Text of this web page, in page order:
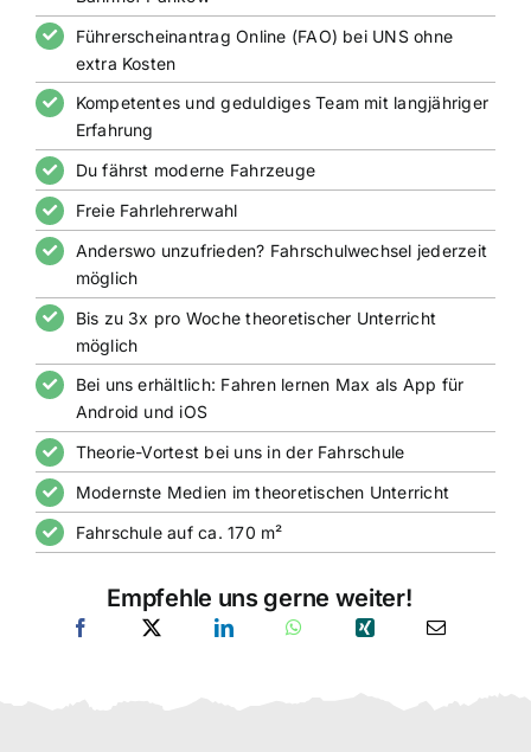
Führerscheinantrag Online (FAO) bei UNS ohne
extra Kosten
Kompetentes und geduldiges Team mit langjähriger
Erfahrung
Du fährst moderne Fahrzeuge
Freie Fahrlehrerwahl
Anderswo unzufrieden? Fahrschulwechsel jederzeit
möglich
Bis zu 3x pro Woche theoretischer Unterricht
möglich
Bei uns erhältlich: Fahren lernen Max als App für
Android und iOS
Theorie-Vortest bei uns in der Fahrschule
Modernste Medien im theoretischen Unterricht
Fahrschule auf ca. 170 m²
Empfehle uns gerne weiter!